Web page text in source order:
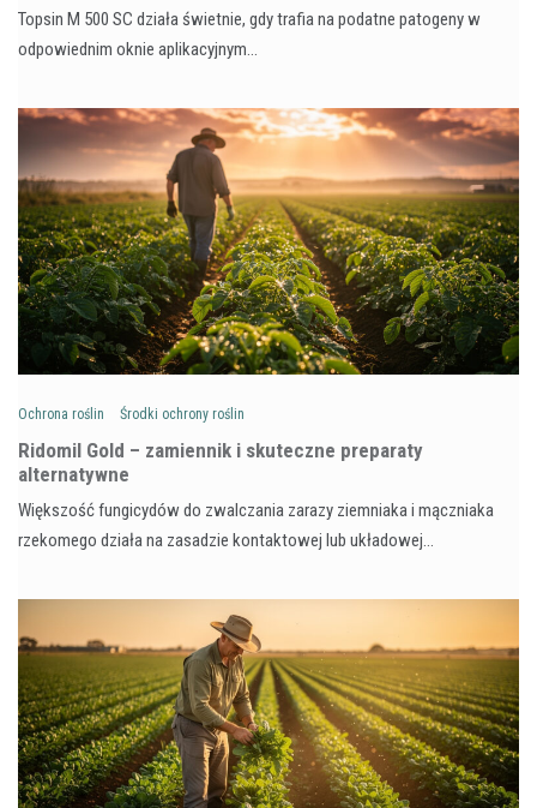
Topsin M 500 SC działa świetnie, gdy trafia na podatne patogeny w
odpowiednim oknie aplikacyjnym…
Ochrona roślin Środki ochrony roślin
Ridomil Gold – zamiennik i skuteczne preparaty
alternatywne
Większość fungicydów do zwalczania zarazy ziemniaka i mączniaka
rzekomego działa na zasadzie kontaktowej lub układowej…